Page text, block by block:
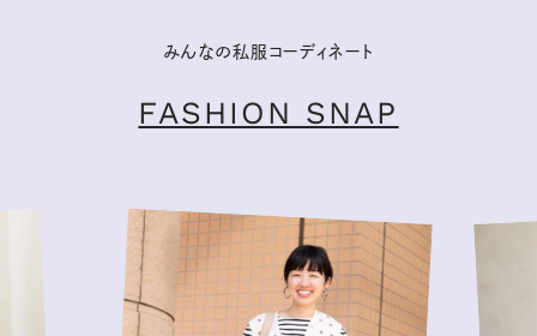
みんなの私服コーディネート
FASHION SNAP